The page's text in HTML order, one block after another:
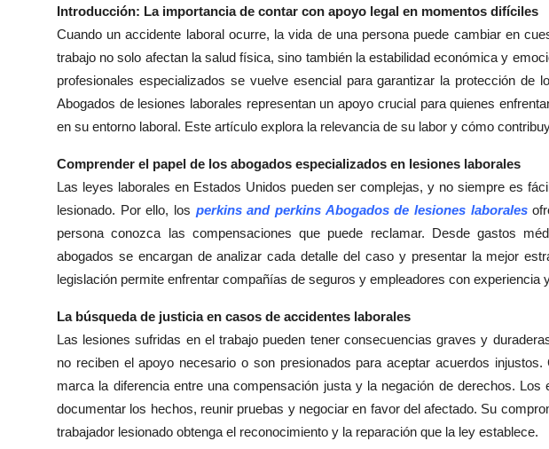
Guest Posting
Advertise with US
Crypto
Business
Finance
Real Estate
General
Top 10
Introducción: La importancia de contar con apoyo legal en momentos difíciles
Cuando un accidente laboral ocurre, la vida de una persona puede cambiar en
trabajo no solo afectan la salud física, sino también la estabilidad económica y
profesionales especializados se vuelve esencial para garantizar la protección de
Abogados de lesiones laborales representan un apoyo crucial para quienes
en su entorno laboral. Este artículo explora la relevancia de su labor y cómo
Comprender el papel de los abogados especializados en lesiones laborales
Las leyes laborales en Estados Unidos pueden ser complejas, y no siempre es
lesionado. Por ello, los perkins and perkins Abogados de lesiones laborales
persona conozca las compensaciones que puede reclamar. Desde gastos
abogados se encargan de analizar cada detalle del caso y presentar la mejor
legislación permite enfrentar compañías de seguros y empleadores con experiencia
La búsqueda de justicia en casos de accidentes laborales
Las lesiones sufridas en el trabajo pueden tener consecuencias graves y
no reciben el apoyo necesario o son presionados para aceptar acuerdos
marca la diferencia entre una compensación justa y la negación de derechos. Los
documentar los hechos, reunir pruebas y negociar en favor del afectado. Su
trabajador lesionado obtenga el reconocimiento y la reparación que la ley establece.